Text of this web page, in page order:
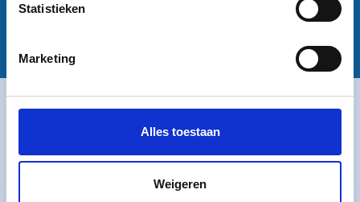
Statistieken
Marketing
Alles toestaan
Weigeren
Disclaimer
Klantbeoordelingen